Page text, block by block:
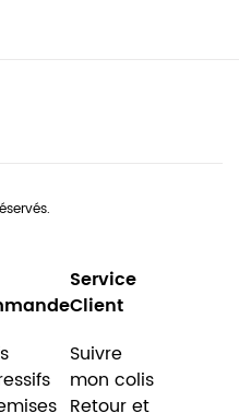
Service
Client
Suivre
mon colis
Retour et